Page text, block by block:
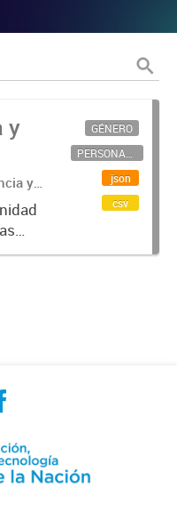
y
y
GÉNERO
PERSONAL CIENTÍFICO-TECNOLÓGICO
json
csv